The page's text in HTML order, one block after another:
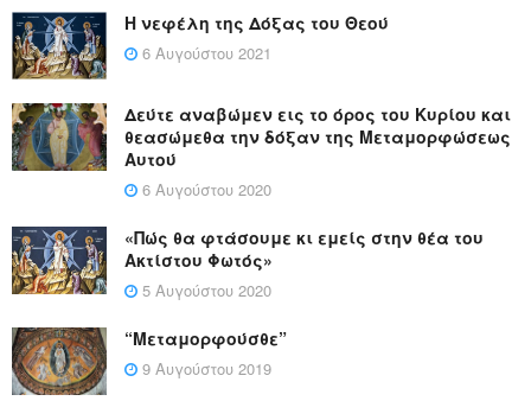
Η νεφέλη της Δόξας του Θεού
6 Αυγούστου 2021
Δεύτε αναβώμεν εις το όρος του Κυρίου και
θεασώμεθα την δόξαν της Μεταμορφώσεως
Αυτού
6 Αυγούστου 2020
«Πώς θα φτάσουμε κι εμείς στην θέα του
Ακτίστου Φωτός»
5 Αυγούστου 2020
“Μεταμορφούσθε”
9 Αυγούστου 2019